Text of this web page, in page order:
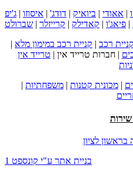
| אאודי | ביואיק | דודג' | איסוזו | ג'יפ
| פיאג'ו | קאדילק | קרייזלר | שברולט
רכב | קניית רכב במימון מלא |
|חברות טרייד אין | טרייד אין
| מכונית קטנות | משפחתיות |
שירות
לציון
בניית אתר ע"י קונספט 1